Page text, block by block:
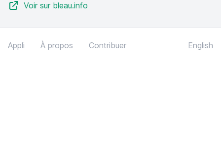
Voir sur bleau.info
Appli À propos Contribuer English